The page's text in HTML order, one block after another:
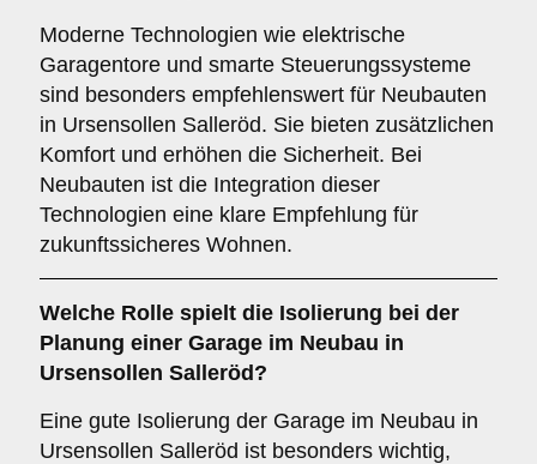
Moderne Technologien wie elektrische
Garagentore und smarte Steuerungssysteme
sind besonders empfehlenswert für Neubauten
in Ursensollen Salleröd. Sie bieten zusätzlichen
Komfort und erhöhen die Sicherheit. Bei
Neubauten ist die Integration dieser
Technologien eine klare Empfehlung für
zukunftssicheres Wohnen.
Welche Rolle spielt die Isolierung bei der
Planung einer Garage im Neubau in
Ursensollen Salleröd?
Eine gute Isolierung der Garage im Neubau in
Ursensollen Salleröd ist besonders wichtig,